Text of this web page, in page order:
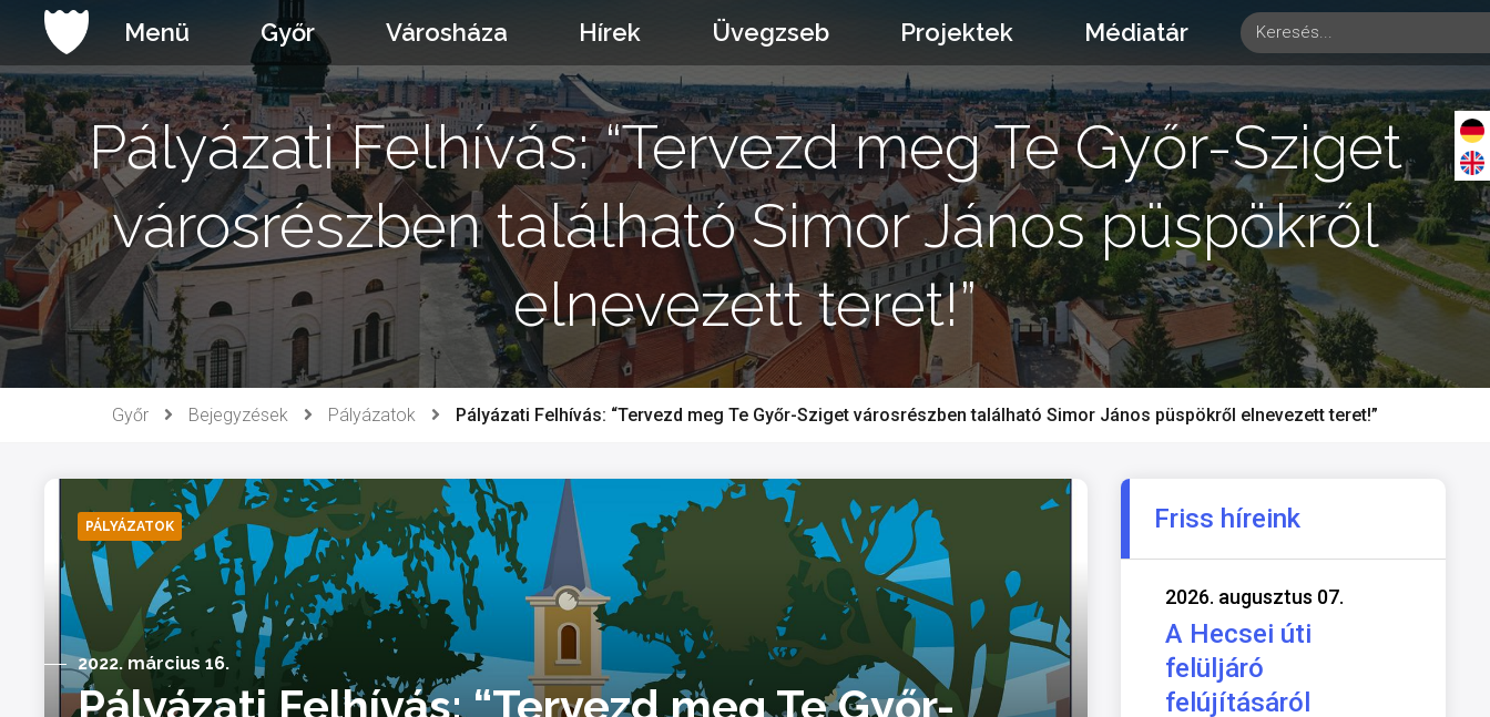
tartalomhoz
Menü Győr Városháza Hírek Üvegzseb Projektek Médiatár
Pályázati Felhívás: “Tervezd meg Te Győr-Sziget
városrészben található Simor János püspökről
elnevezett teret!”
Győr Bejegyzések Pályázatok Pályázati Felhívás: “Tervezd meg Te Győr-Sziget városrészben található Simor János püspökről elnevezett teret!”
PÁLYÁZATOK
2022. március 16.
Pályázati Felhívás: “Tervezd meg Te Győr-
Friss híreink
2026. augusztus 07.
A Hecsei úti
felüljáró
felújításáról